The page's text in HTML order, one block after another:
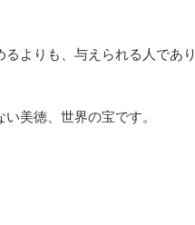
るよりも、与えられる人であ
美徳、世界の宝です。